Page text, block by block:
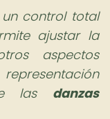
control total
ajustar la
aspectos
las danzas